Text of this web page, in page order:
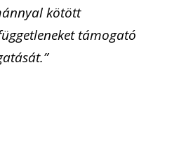
kötött
támogató